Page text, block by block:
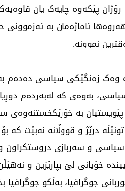
پێکەوە چایەک یان
ئاماژەمان بە
نموونە.
وەک زەنگێکی سیاسی دەدەم بە
بەوەی کە لەبەردەم
پێویستیان بە خۆرێکخستنەوەی
درێژ و قووڵانە نەبێت کە
و سەربازی دروستکراون
خۆیانی لێ بپارێزین و
جوگرافیا، بەڵکو جوگرافیا